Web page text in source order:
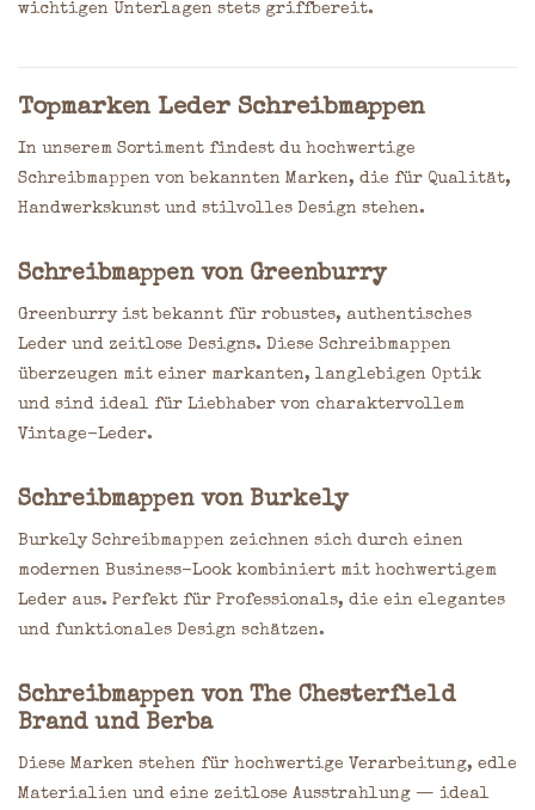
wichtigen Unterlagen stets griffbereit.
Topmarken Leder Schreibmappen
In unserem Sortiment findest du hochwertige
Schreibmappen von bekannten Marken, die für Qualität,
Handwerkskunst und stilvolles Design stehen.
Schreibmappen von Greenburry
Greenburry ist bekannt für robustes, authentisches
Leder und zeitlose Designs. Diese Schreibmappen
überzeugen mit einer markanten, langlebigen Optik
und sind ideal für Liebhaber von charaktervollem
Vintage-Leder.
Schreibmappen von Burkely
Burkely Schreibmappen zeichnen sich durch einen
modernen Business-Look kombiniert mit hochwertigem
Leder aus. Perfekt für Professionals, die ein elegantes
und funktionales Design schätzen.
Schreibmappen von The Chesterfield
Brandund Berba
Diese Marken stehen für hochwertige Verarbeitung, edle
Materialien und eine zeitlose Ausstrahlung — ideal